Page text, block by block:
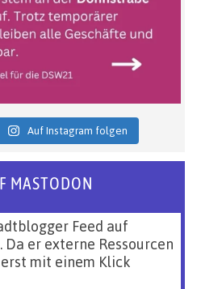
Auf Instagram folgen
MASTODON
Feed auf
er externe Ressourcen
mit einem Klick